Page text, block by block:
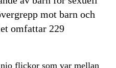
mot barn och
omfattar 229
flickor som var mellan